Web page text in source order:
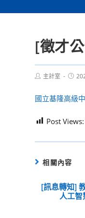
[徵才
Post主計室
Post
國立基隆高級
Post Views:
相關內容
[訊息轉知]
人工智